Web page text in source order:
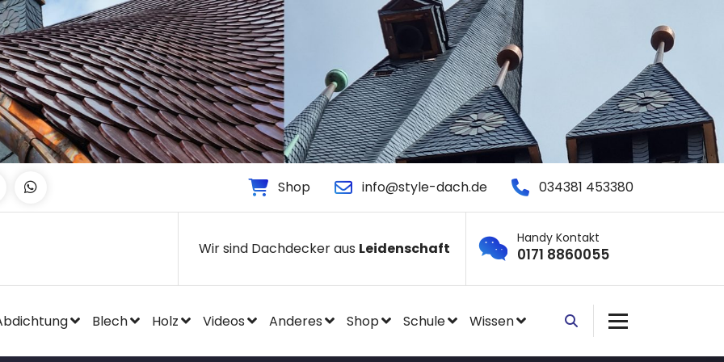
Shop info@style-dach.de 034381 453380
Wir sind Dachdecker aus Leidenschaft
Handy Kontakt
0171 8860055
Blech Holz Videos Anderes Shop Schule Wissen